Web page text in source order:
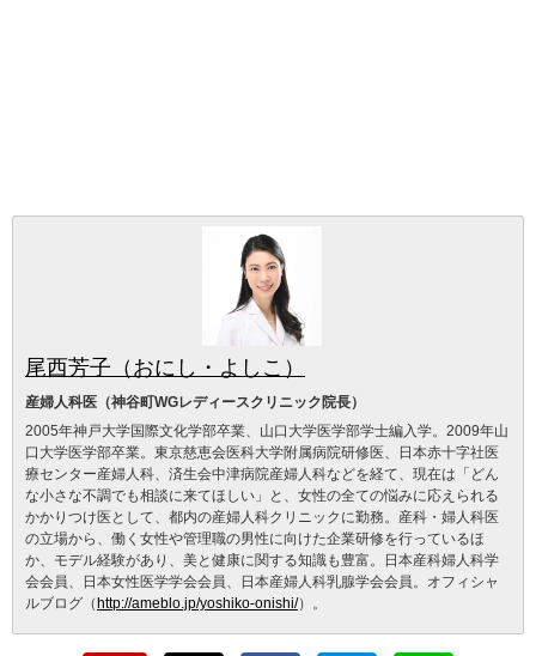
尾西芳子（おにし・よしこ）
産婦人科医（神谷町WGレディースクリニック院長）
2005年神戸大学国際文化学部卒業、山口大学医学部学士編入学。2009年山
口大学医学部卒業。東京慈恵会医科大学附属病院研修医、日本赤十字社医
療センター産婦人科、済生会中津病院産婦人科などを経て、現在は「どん
な小さな不調でも相談に来てほしい」と、女性の全ての悩みに応えられる
かかりつけ医として、都内の産婦人科クリニックに勤務。産科・婦人科医
の立場から、働く女性や管理職の男性に向けた企業研修を行っているほ
か、モデル経験があり、美と健康に関する知識も豊富。日本産科婦人科学
会会員、日本女性医学学会会員、日本産婦人科乳腺学会会員。オフィシャ
ルブログ（ http://ameblo.jp/yoshiko-onishi/）。